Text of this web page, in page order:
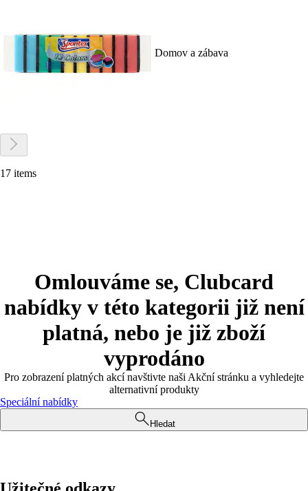
Domov a zábava
17 items
Omlouváme se, Clubcard
nabídky v této kategorii již není
platná, nebo je již zboží
vyprodáno
Pro zobrazení platných akcí navštivte naši Akční stránku a vyhledejte
alternativní produkty
Speciální nabídky
Hledat